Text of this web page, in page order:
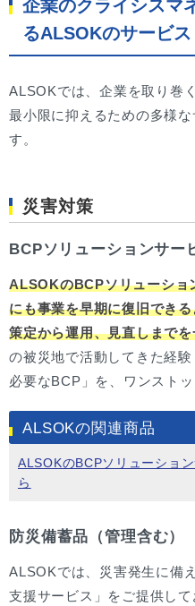
企業のクライシスマ
るALSOKのサービス
ALSOKでは、企業を取り巻
最小限に抑えるための多様
す。
災害対策
BCPソリューションサー
ALSOKのBCPソリューショ
にも事業を早期に復旧でき
策定から運用、見直しまで
の被災地で活動してきた経
必要なBCP」を、ワンストッ
ALSOKの関連商品
ALSOKのBCPソリューショ
ら
防災備蓄品（管理含む）
ALSOKでは、災害発生に備
支援サービス」をご提供し